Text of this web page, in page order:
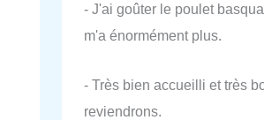
- J'ai goûter le poulet
m'a énormément plus.
- Très bien accueilli et très
reviendrons.